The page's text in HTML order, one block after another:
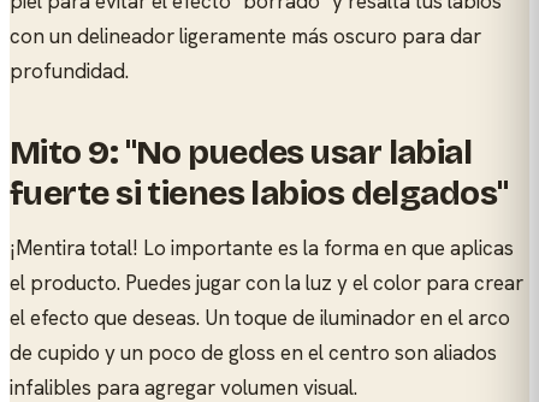
con un delineador ligeramente más oscuro para dar
profundidad.
Mito 9: "No puedes usar labial
fuerte si tienes labios delgados"
¡Mentira total! Lo importante es la forma en que aplicas
el producto. Puedes jugar con la luz y el color para crear
el efecto que deseas. Un toque de iluminador en el arco
de cupido y un poco de gloss en el centro son aliados
infalibles para agregar volumen visual.